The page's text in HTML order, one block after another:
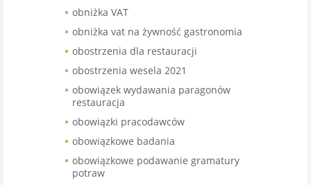
obniżka VAT
obniżka vat na żywność gastronomia
obostrzenia dla restauracji
obostrzenia wesela 2021
obowiązek wydawania paragonów
restauracja
obowiązki pracodawców
obowiązkowe badania
obowiązkowe podawanie gramatury
potraw